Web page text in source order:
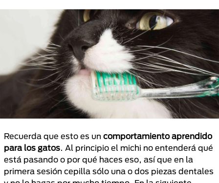
Recuerda que esto es un comportamiento aprendido
para los gatos. Al principio el michi no entenderá qué
está pasando o por qué haces eso, así que en la
primera sesión cepilla sólo una o dos piezas dentales